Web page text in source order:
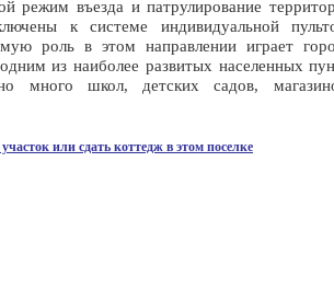
режим въезда и патрулирование
к системе индивидуальной
роль в этом направлении играет
из наиболее развитых населенных
много школ, детских садов,
или сдать коттедж в этом поселке